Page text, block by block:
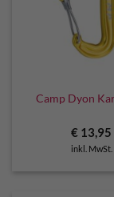
Camp Dyon
€ 13,95
inkl. MwSt.